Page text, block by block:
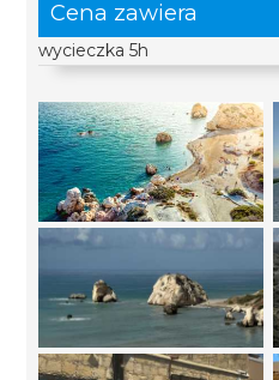
Cena zawiera
wycieczka 5h